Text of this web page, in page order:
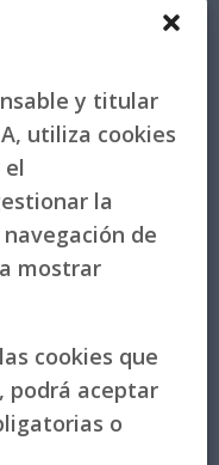
y titular
utiliza cookies
la
de
mostrar
cookies que
podrá aceptar
o